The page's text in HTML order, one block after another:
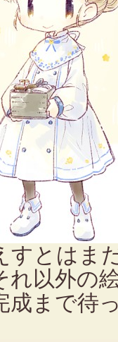
すとはま
れ以外の
成まで待